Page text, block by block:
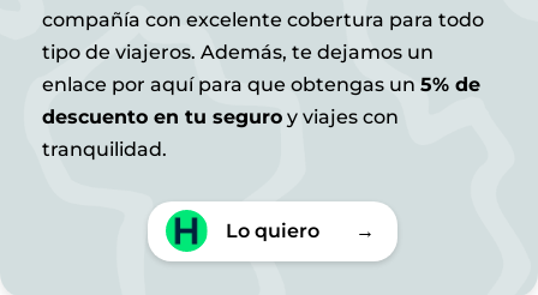
compañía con excelente cobertura para todo
tipo de viajeros. Además, te dejamos un
enlace por aquí para que obtengas un 5% de
descuento en tu seguro y viajes con
tranquilidad.
Lo quiero →